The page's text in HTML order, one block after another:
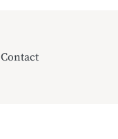
Contact